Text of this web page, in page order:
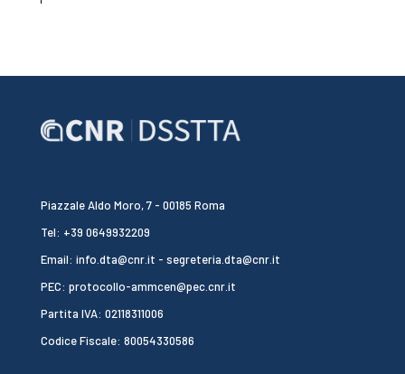
Piazzale Aldo Moro, 7 - 00185 Roma
Tel: +39 0649932209
Email: info.dta@cnr.it - segreteria.dta@cnr.it
PEC: protocollo-ammcen@pec.cnr.it
Partita IVA: 02118311006
Codice Fiscale: 80054330586